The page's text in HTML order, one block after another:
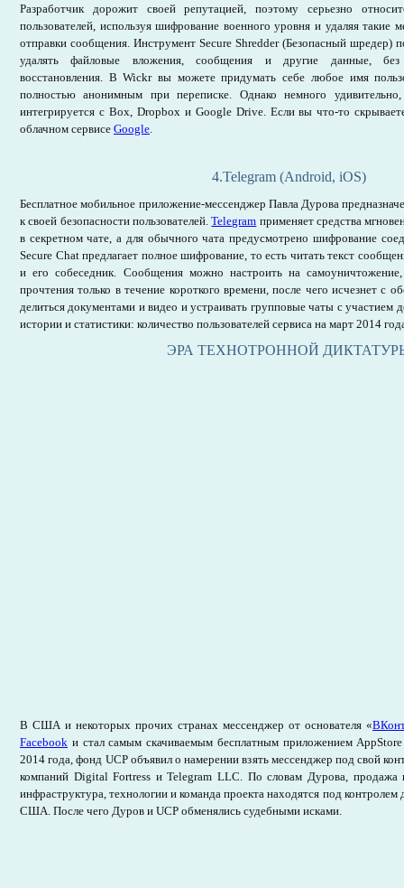
Разработчик дорожит своей репутацией, поэтому серьезно
пользователей, используя шифрование военного уровня и удаляя такие
отправки сообщения. Инструмент Secure Shredder (Безопасный шредер)
удалять файловые вложения, сообщения и другие данные, без
восстановления. В Wickr вы можете придумать себе любое имя
полностью анонимным при переписке. Однако немного
интегрируется с Box, Dropbox и Google Drive. Если вы что-то
облачном сервисе Google.
4.Telegram (Android, iOS)
Бесплатное мобильное приложение-мессенджер Павла Дурова
к своей безопасности пользователей.Telegram применяет средства
в секретном чате, а для обычного чата предусмотрено шифрование
Secure Chat предлагает полное шифрование, то есть читать текст
и его собеседник. Сообщения можно настроить на
прочтения только в течение короткого времени, после чего исчезнет с
делиться документами и видео и устраивать групповые чаты с участием
истории и статистики: количество пользователей сервиса на март 2014
ЭРА ТЕХНОТРОННОЙ
В США и некоторых прочих странах мессенджер от основателя «
Facebook и стал самым скачиваемым бесплатным приложением
2014 года, фонд UCP объявил о намерении взять мессенджер под свой
компаний Digital Fortress и Telegram LLC. По словам Дурова, продажа
инфраструктура, технологии и команда проекта находятся под контролем
США. После чего Дуров и UCP обменялись судебными исками.